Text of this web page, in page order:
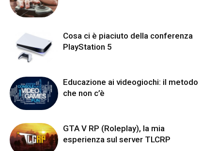
Cosa ci è piaciuto della conferenza
PlayStation 5
Educazione ai videogiochi: il metodo
che non c’è
GTA V RP (Roleplay), la mia
esperienza sul server TLCRP